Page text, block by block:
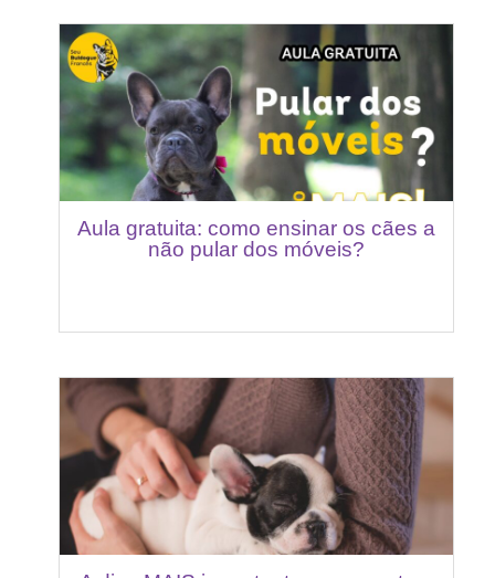
Aula gratuita: como ensinar os cães a
não pular dos móveis?